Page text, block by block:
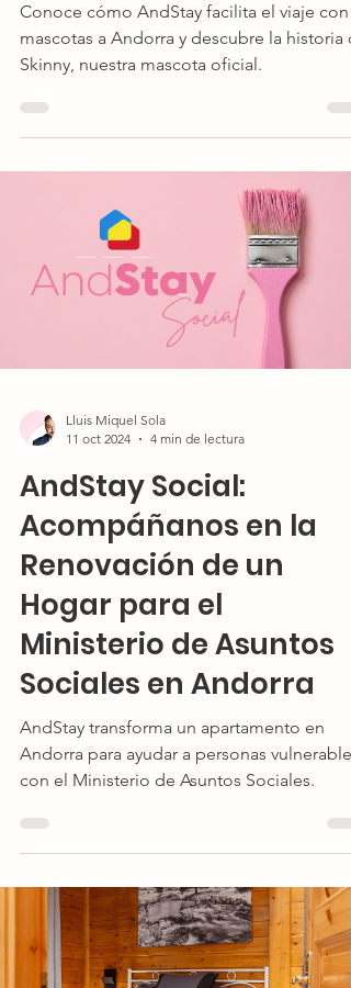
Conoce cómo AndStay facilita el viaje con
mascotas a Andorra y descubre la historia
Skinny, nuestra mascota oficial.
Lluis Miquel Sola
11 oct 2024
4 min de lectura
AndStay Social:
Acompáñanos en la
Renovación de un
Hogar para el
Ministerio de Asuntos
Sociales en Andorra
AndStay transforma un apartamento en
Andorra para ayudar a personas vulnerables
con el Ministerio de Asuntos Sociales.